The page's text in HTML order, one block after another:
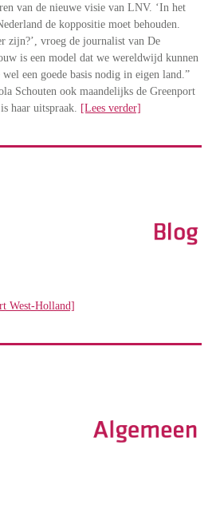
van de nieuwe visie van LNV. ‘In het
de koppositie moet behouden.
zijn?’, vroeg de journalist van De
is een model dat we wereldwijd kunnen
een goede basis nodig in eigen land.”
Schouten ook maandelijks de Greenport
haar uitspraak. [Lees verder]
West-Holland]